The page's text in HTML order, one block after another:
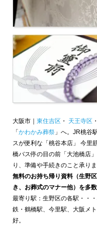
大阪市｜ 東住吉区 ・ 天王寺区 ・
「かわかみ葬祭 」へ。JR桃谷
スが便利な「桃谷本店」 今里
橋バス停の目の前「大池橋店
り、準備や手続きのこと承りま
無料のお持ち帰り資料（生野
き、お葬式のマナー他）を多
最寄り駅：生野区の各駅・・
鉄・鶴橋駅、今里駅、大阪メ
好。